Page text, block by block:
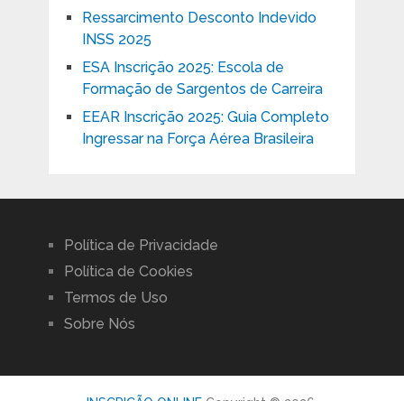
Ressarcimento Desconto Indevido
INSS 2025
ESA Inscrição 2025: Escola de
Formação de Sargentos de Carreira
EEAR Inscrição 2025: Guia Completo
Ingressar na Força Aérea Brasileira
Política de Privacidade
Política de Cookies
Termos de Uso
Sobre Nós